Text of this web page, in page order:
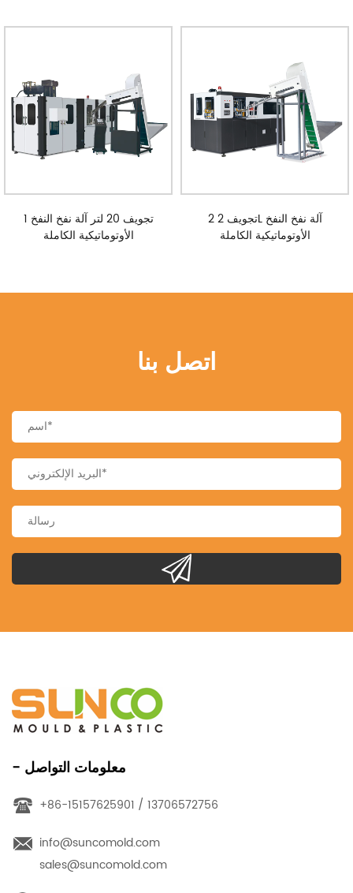
1 تجويف 20 لتر آلة نفخ النفخ
الأوتوماتيكية الكاملة
2 تجويف 2L آلة نفخ النفخ
الأوتوماتيكية الكاملة
اتصل بنا
- معلومات التواصل
+86-15157625901 / 13706572756
info@suncomold.com
sales@suncomold.com